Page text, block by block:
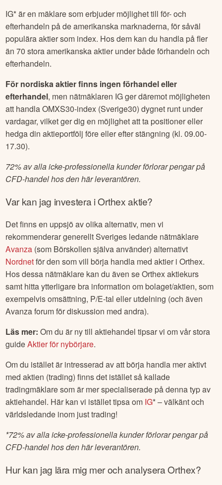
IG* är en mäklare som erbjuder möjlighet till för- och
efterhandeln på de amerikanska marknaderna, för såväl
populära aktier som index. Hos dem kan du handla på fler
än 70 stora amerikanska aktier under både förhandeln och
efterhandeln.
För nordiska aktier finns ingen förhandel eller
efterhandel, men nätmäklaren IG ger däremot möjligheten
att handla OMXS30-index (Sverige30) dygnet runt under
vardagar, vilket ger dig en möjlighet att ta positioner eller
hedga din aktieportfölj före eller efter stängning (kl. 09.00-
17.30).
72% av alla icke-professionella kunder förlorar pengar på
CFD-handel hos den här leverantören.
Var kan jag investera iOrthexaktie?
Det finns en uppsjö av olika alternativ, men vi
rekommenderar generellt Sveriges ledande nätmäklare
Avanza (som Börskollen själva använder) alternativt
Nordnetför den som vill börja handla med aktier iOrthex.
Hos dessa nätmäklare kan du även seOrthexaktiekurs
samt hitta ytterligare bra information om bolaget/aktien, som
exempelvis omsättning, P/E-tal eller utdelning (och även
Avanza forum för diskussion med andra).
Läs mer: Om du är ny till aktiehandel tipsar vi om vår stora
guideAktier för nybörjare.
Om du istället är intresserad av att börja handla mer aktivt
med aktien (trading) finns det istället så kallade
tradingmäklare som är mer specialiserade på denna typ av
aktiehandel. Här kan vi istället tipsa om IG* – välkänt och
världsledande inom just trading!
*72% av alla icke-professionella kunder förlorar pengar på
CFD-handel hos den här leverantören.
Hur kan jag lära mig mer och analyseraOrthex?